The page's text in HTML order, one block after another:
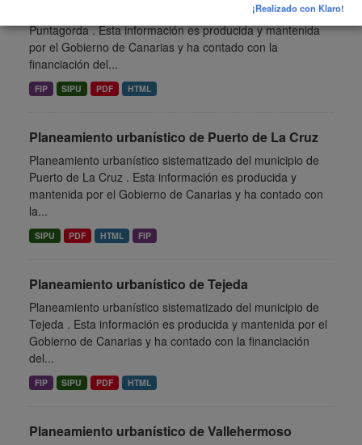
Planeamiento urbanístico sistematizado del municipio de
Puntagorda . Esta información es producida y mantenida
por el Gobierno de Canarias y ha contado con la
financiación del...
FIP SIPU PDF HTML
Planeamiento urbanístico de Puerto de La Cruz
Planeamiento urbanístico sistematizado del municipio de
Puerto de La Cruz . Esta información es producida y
mantenida por el Gobierno de Canarias y ha contado con
la...
SIPU PDF HTML FIP
Planeamiento urbanístico de Tejeda
Planeamiento urbanístico sistematizado del municipio de
Tejeda . Esta información es producida y mantenida por el
Gobierno de Canarias y ha contado con la financiación
del...
FIP SIPU PDF HTML
Planeamiento urbanístico de Vallehermoso
¡Realizado con Klaro!